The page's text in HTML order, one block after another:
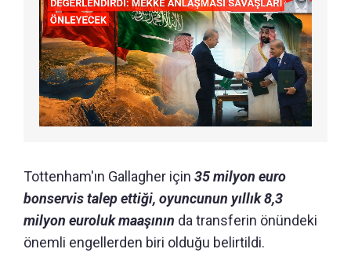
Tottenham'ın Gallagher için 35 milyon euro
bonservis talep ettiği, oyuncunun yıllık 8,3
milyon euroluk maaşının da transferin önündeki
önemli engellerden biri olduğu belirtildi.